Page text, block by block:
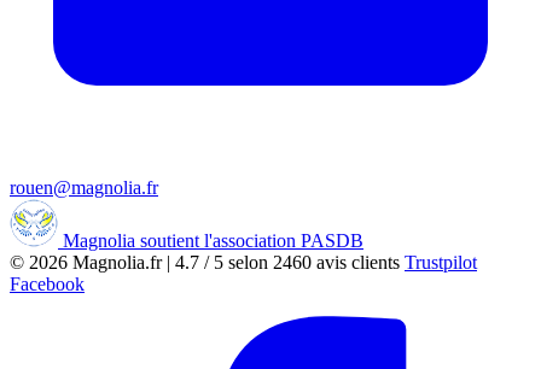
rouen@magnolia.fr
Magnolia soutient l'association PASDB
© 2026 Magnolia.fr| 4.7 / 5 selon 2460 avis clients Trustpilot
Facebook